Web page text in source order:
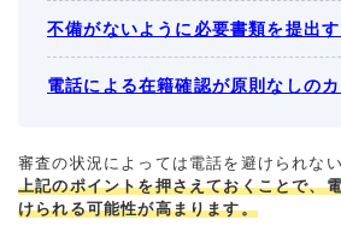
不備がないように必要書類を提出す
電話による在籍確認が原則なしの
審査の状況によっては電話を避けられな
上記のポイントを押さえておくことで、
けられる可能性が高まります。